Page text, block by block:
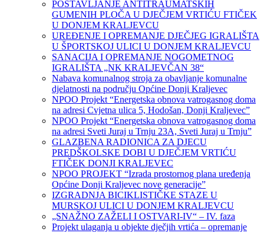
POSTAVLJANJE ANTITRAUMATSKIH
GUMENIH PLOČA U DJEČJEM VRTIĆU FTIČEK
U DONJEM KRALJEVCU
UREĐENJE I OPREMANJE DJEČJEG IGRALIŠTA
U ŠPORTSKOJ ULICI U DONJEM KRALJEVCU
SANACIJA I OPREMANJE NOGOMETNOG
IGRALIŠTA „NK KRALJEVČAN 38“
Nabava komunalnog stroja za obavljanje komunalne
djelatnosti na području Općine Donji Kraljevec
NPOO Projekt “Energetska obnova vatrogasnog doma
na adresi Cvjetna ulica 5, Hodošan, Donji Kraljevec”
NPOO Projekt “Energetska obnova vatrogasnog doma
na adresi Sveti Juraj u Trnju 23A, Sveti Juraj u Trnju”
GLAZBENA RADIONICA ZA DJECU
PREDŠKOLSKE DOBI U DJEČJEM VRTIĆU
FTIČEK DONJI KRALJEVEC
NPOO PROJEKT “Izrada prostornog plana uređenja
Općine Donji Kraljevec nove generacije”
IZGRADNJA BICIKLISTIČKE STAZE U
MURSKOJ ULICI U DONJEM KRALJEVCU
„SNAŽNO ZAŽELI I OSTVARI-IV“ – IV. faza
Projekt ulaganja u objekte dječjih vrtića – opremanje